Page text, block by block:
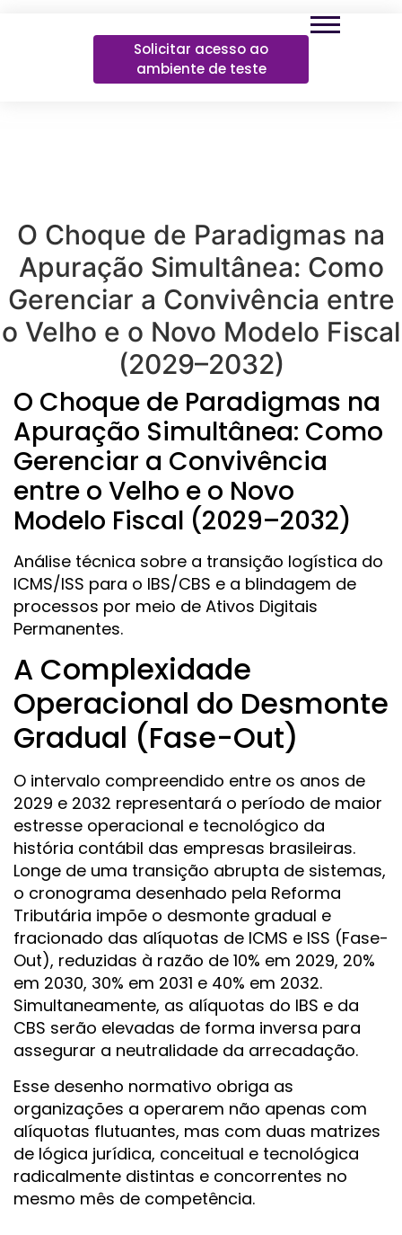
Solicitar acesso ao
ambiente de teste
O Choque de Paradigmas na
Apuração Simultânea: Como
Gerenciar a Convivência entre
o Velho e o Novo Modelo Fiscal
(2029–2032)
O Choque de Paradigmas na
Apuração Simultânea: Como
Gerenciar a Convivência
entre o Velho e o Novo
Modelo Fiscal (2029–2032)
Análise técnica sobre a transição logística do
ICMS/ISS para o IBS/CBS e a blindagem de
processos por meio de Ativos Digitais
Permanentes.
A Complexidade
Operacional do Desmonte
Gradual (Fase-Out)
O intervalo compreendido entre os anos de
2029 e 2032 representará o período de maior
estresse operacional e tecnológico da
história contábil das empresas brasileiras.
Longe de uma transição abrupta de sistemas,
o cronograma desenhado pela Reforma
Tributária impõe o desmonte gradual e
fracionado das alíquotas de ICMS e ISS (Fase-
Out), reduzidas à razão de 10% em 2029, 20%
em 2030, 30% em 2031 e 40% em 2032.
Simultaneamente, as alíquotas do IBS e da
CBS serão elevadas de forma inversa para
assegurar a neutralidade da arrecadação.
Esse desenho normativo obriga as
organizações a operarem não apenas com
alíquotas flutuantes, mas com duas matrizes
de lógica jurídica, conceitual e tecnológica
radicalmente distintas e concorrentes no
mesmo mês de competência.